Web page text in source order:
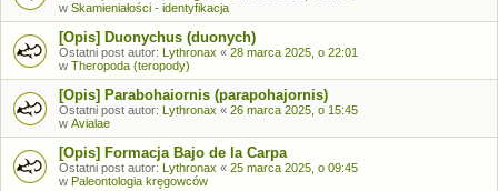
w Skamieniałości - identyfikacja
[Opis] Duonychus (duonych)
Ostatni post autor: Lythronax « 28 marca 2025, o 22:01
w Theropoda (teropody)
[Opis] Parabohaiornis (parapohajornis)
Ostatni post autor: Lythronax « 26 marca 2025, o 15:45
w Avialae
[Opis] Formacja Bajo de la Carpa
Ostatni post autor: Lythronax « 25 marca 2025, o 09:45
w Paleontologia kręgowców